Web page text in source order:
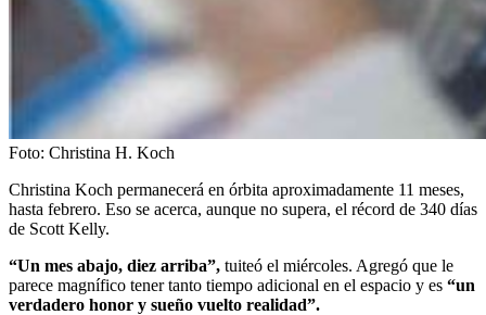
Foto: Christina H. Koch
Christina Koch permanecerá en órbita aproximadamente 11 meses,
hasta febrero. Eso se acerca, aunque no supera, el récord de 340 días
de Scott Kelly.
“Un mes abajo, diez arriba”, tuiteó el miércoles. Agregó que le
parece magnífico tener tanto tiempo adicional en el espacio y es “un
verdadero honor y sueño vuelto realidad”.